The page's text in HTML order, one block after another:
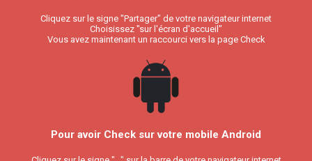
Cliquez sur le signe "Partager" de votre navigateur internet
Choisissez "sur l'écran d'accueil"
Vous avez maintenant un raccourci vers la page Check
Pour avoir Check sur votre mobile Android